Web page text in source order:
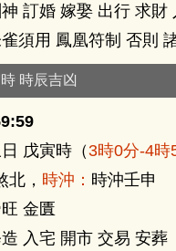
訂婚 嫁娶 出行 求財
須用 鳳凰符制 否則
時辰吉凶
戊寅時（3時0分-4時
北， 時沖： 時沖壬申
金匱
入宅 開市 交易 安葬